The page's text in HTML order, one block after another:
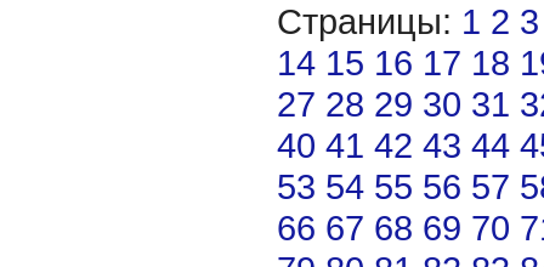
Страницы: 1 2 3
14 15 16 17 18
27 28 29 30 31
40 41 42 43 44
53 54 55 56 57
66 67 68 69 70